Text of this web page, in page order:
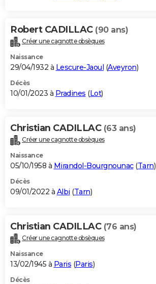
Robert CADILLAC (90 ans)
Créer une cagnotte obsèques
Naissance
29/04/1932 à Lescure-Jaoul (Aveyron)
Décès
10/01/2023 à Pradines (Lot)
Christian CADILLAC (63 ans)
Créer une cagnotte obsèques
Naissance
05/10/1958 à Mirandol-Bourgnounac(Tarn)
Décès
09/01/2022 à Albi (Tarn)
Christian CADILLAC (76 ans)
Créer une cagnotte obsèques
Naissance
13/02/1945 à Paris (Paris)
Décès